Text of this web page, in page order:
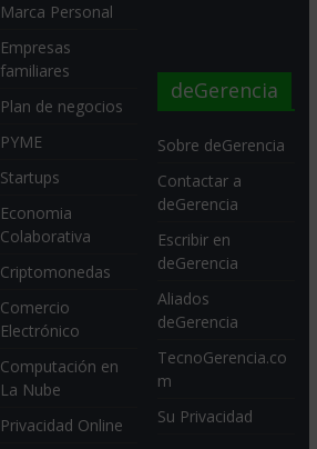
Marca Personal
Empresas
familiares
Plan de negocios
PYME
Startups
Economia
Colaborativa
Criptomonedas
Comercio
Electrónico
Computación en
La Nube
Privacidad Online
deGerencia
Sobre deGerencia
Contactar a
deGerencia
Escribir en
deGerencia
Aliados
deGerencia
TecnoGerencia.co
m
Su Privacidad